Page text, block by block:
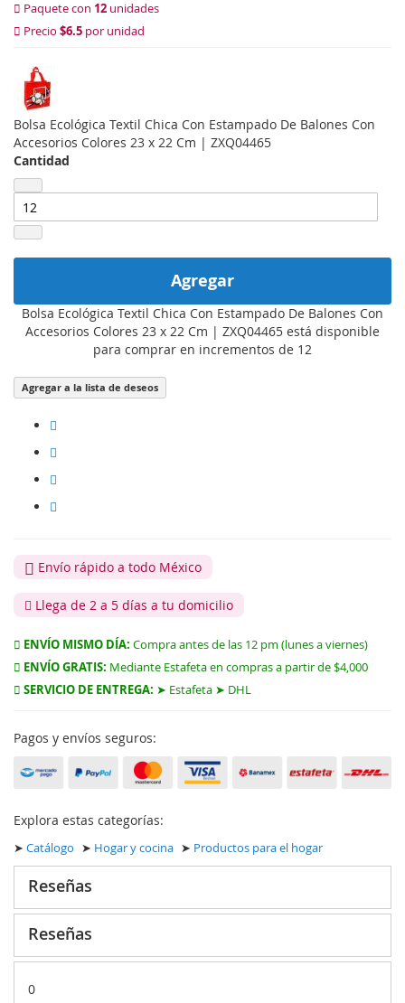
Paquete con 12 unidades
Precio $6.5 por unidad
Bolsa Ecológica Textil Chica Con Estampado De Balones Con
Accesorios Colores 23 x 22 Cm | ZXQ04465
Cantidad
Agregar
Bolsa Ecológica Textil Chica Con Estampado De Balones Con
Accesorios Colores 23 x 22 Cm | ZXQ04465 está disponible
para comprar en incrementos de 12
Agregar a la lista de deseos
Envío rápido a todo México
Llega de 2 a 5 días a tu domicilio
ENVÍO MISMO DÍA: Compra antes de las 12 pm (lunes a viernes)
ENVÍO GRATIS: Mediante Estafeta en compras a partir de $4,000
SERVICIO DE ENTREGA: ➤ Estafeta ➤ DHL
Pagos y envíos seguros:
Explora estas categorías:
➤ Catálogo ➤ Hogar y cocina ➤ Productos para el hogar
Reseñas
Reseñas
0